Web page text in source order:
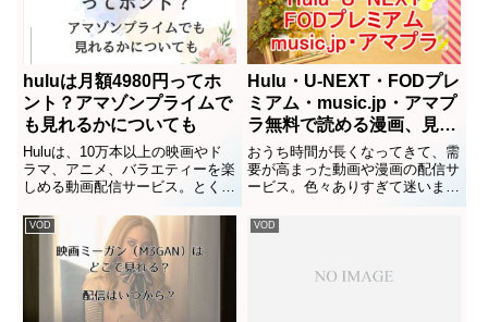
一...
huluは月額4980円ってホ
ント？アマゾンプライムで
も見れるかについても
Huluは、10万本以上の映画やド
ラマ、アニメ、バラエティーを楽
しめる動画配信サービス。とくに
日テレ系のドラマや海外ドラマを
よく見るという人におすすめのサ
ービスです。でも一部では、
「Huluの月額料金は4,980円」と
いう噂があるよう。Hu...
Hulu・U-NEXT・FODプレ
ミアム・music.jp・アマプ
ラ無料で読める漫画、見放
題コンテンツ比べてみまし
た
おうち時間が長くなってきて、需
要が高まった動画や漫画の配信サ
ービス。色々ありすぎて迷います
よね＾＾；我が家はアマゾンプラ
イムには入っていますが、もう一
つどこか動画配信サービスに申し
それぞれ何がお得なのかは違い
VOD VOD